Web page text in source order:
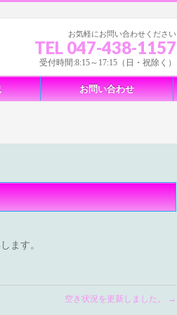
お気軽にお問い合わせください
TEL 047-438-1157
受付時間:8:15～17:15（日・祝除く）
お問い合わせ
ます。
空き状況を更新しました。 →